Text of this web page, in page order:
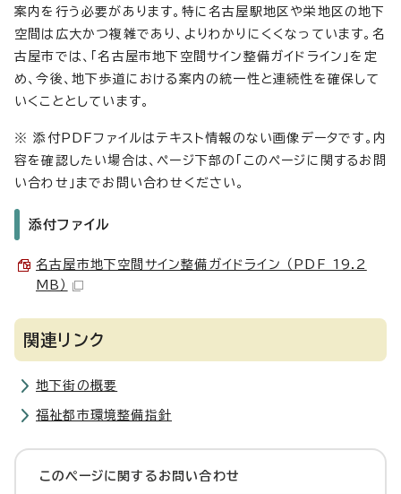
案内を行う必要があります。特に名古屋駅地区や栄地区の地下
空間は広大かつ複雑であり、よりわかりにくくなっています。名
古屋市では、「名古屋市地下空間サイン整備ガイドライン」を定
め、今後、地下歩道における案内の統一性と連続性を確保して
いくこととしています。
※ 添付PDFファイルはテキスト情報のない画像データです。内
容を確認したい場合は、ページ下部の「このページに関するお問
い合わせ」までお問い合わせください。
添付ファイル
名古屋市地下空間サイン整備ガイドライン （PDF 19.2
MB）
関連リンク
地下街の概要
福祉都市環境整備指針
このページに関する お問い合わせ